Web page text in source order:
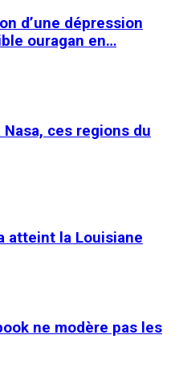
d’une dépression
ouragan en…
ces regions du
atteint la Louisiane
ne modère pas les